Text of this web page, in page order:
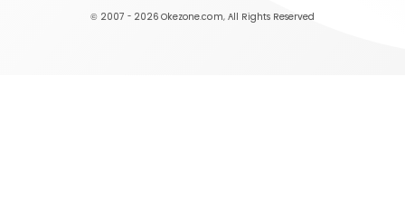
© 2007 - 2026 Okezone.com, All Rights Reserved